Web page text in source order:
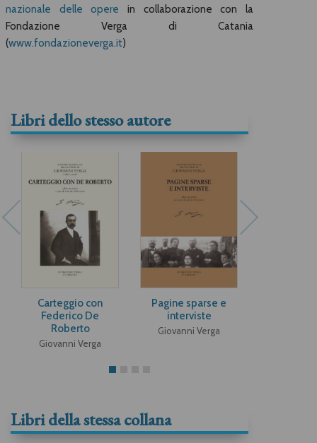
nazionale delle opere in collaborazione con la
Fondazione Verga di Catania
(www.fondazioneverga.it)
Libri dello stesso autore
Carteggio con
Federico De
Roberto
Giovanni Verga
Pagine sparse e
interviste
Giovanni Verga
Libri della stessa collana